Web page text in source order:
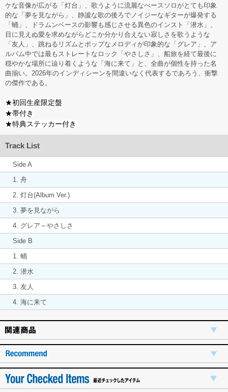
ケな音像が広がる「灯台」、歌うように流麗なべースソロがとても印象
的な「夢を見ながら」、静謐な歌の後ろでノイジーなギターが爆発する
「蛹」、ドラムンベースの影響も感じさせる異色のインスト「潜水」、
目に見えぬ愛を求めながらどこか分かり合えない寂しさを歌うような
「友人」、跳ねるリズムとポップなメロディが印象的な「グレア」、ア
ルバム中では最もストレートなロック「やさしさ」、船旅を経て最後に
穏やかな場所に辿り着くような「海に来て」と、全曲が個性を持った名
曲揃い。2026年のインディシーンを間違いなく代表するであろう、衝撃
の傑作である。
★初回生産限定盤
★帯付き
★特典ステッカー付き
Track List
Side A
1. 舟
2. 灯台(Album Ver.)
3. 夢を見ながら
4. グレア～やさしさ
Side B
1. 蛹
2. 潜水
3. 友人
4. 海に来て